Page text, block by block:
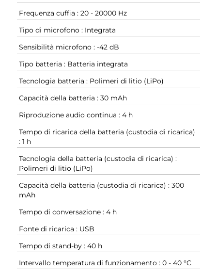
Frequenza cuffia : 20 - 20000 Hz
Tipo di microfono : Integrata
Sensibilità microfono : -42 dB
Tipo batteria : Batteria integrata
Tecnologia batteria : Polimeri di litio (LiPo)
Capacità della batteria : 30 mAh
Riproduzione audio continua : 4 h
Tempo di ricarica della batteria (custodia di ricarica)
: 1 h
Tecnologia della batteria (custodia di ricarica) :
Polimeri di litio (LiPo)
Capacità della batteria (custodia di ricarica) : 300
mAh
Tempo di conversazione : 4 h
Fonte di ricarica : USB
Tempo di stand-by : 40 h
Intervallo temperatura di funzionamento : 0 - 40 °C